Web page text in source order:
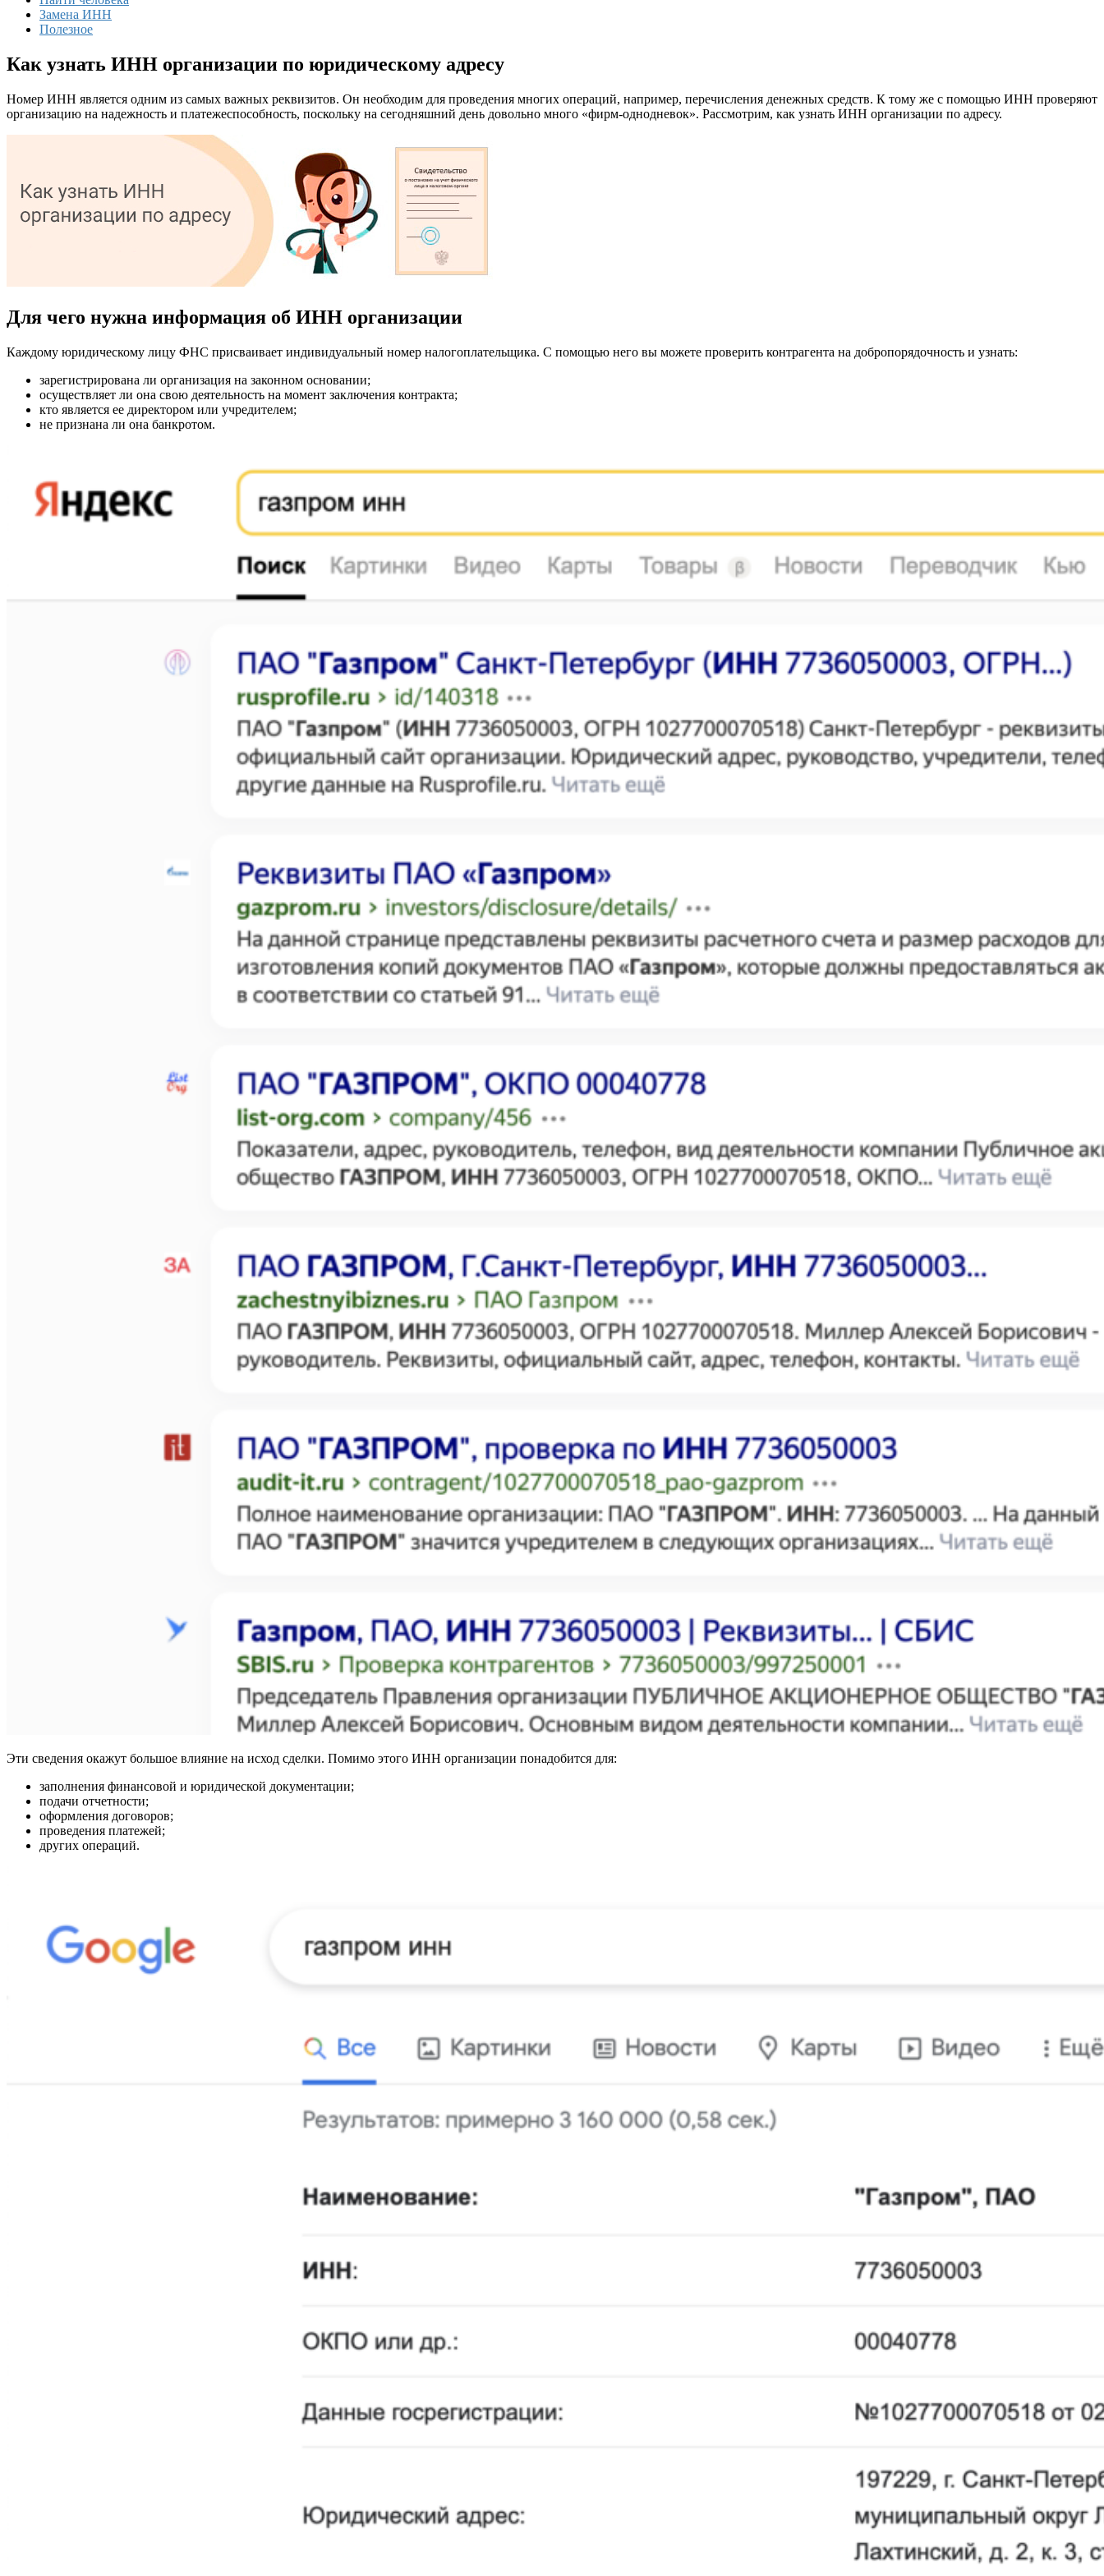
Замена ИНН
Полезное
Как узнать ИНН организации по юридическому адресу
Номер ИНН является одним из самых важных реквизитов. Он необходим для проведения многих операций, например, перечисления денежных средств. К тому же с помощью ИНН проверяют
организацию на надежность и платежеспособность, поскольку на сегодняшний день довольно много «фирм-однодневок». Рассмотрим, как узнать ИНН организации по адресу.
Для чего нужна информация об ИНН организации
Каждому юридическому лицу ФНС присваивает индивидуальный номер налогоплательщика. С помощью него вы можете проверить контрагента на добропорядочность и узнать:
зарегистрирована ли организация на законном основании;
осуществляет ли она свою деятельность на момент заключения контракта;
кто является ее директором или учредителем;
не признана ли она банкротом.
Эти сведения окажут большое влияние на исход сделки. Помимо этого ИНН организации понадобится для:
заполнения финансовой и юридической документации;
подачи отчетности;
оформления договоров;
проведения платежей;
других операций.